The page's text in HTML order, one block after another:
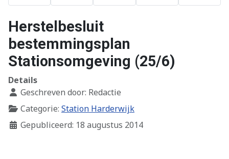
Herstelbesluit
bestemmingsplan
Stationsomgeving (25/6)
Details
Geschreven door: Redactie
Categorie: Station Harderwijk
Gepubliceerd: 18 augustus 2014